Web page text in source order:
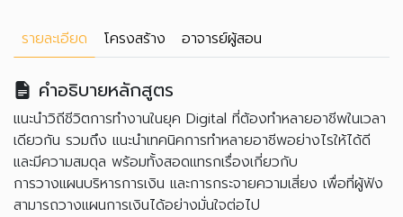
รายละเอียด โครงสร้าง อาจารย์ผู้สอน
คำอธิบายหลักสูตร
แนะนำวิถีชีวิตการทำงานในยุค Digital ที่ต้องทำหลายอาชีพในเวลา
เดียวกัน รวมถึง แนะนำเทคนิคการทำหลายอาชีพอย่างไรให้ได้ดี
และมีความสมดุล พร้อมทั้งสอดแทรกเรื่องเกี่ยวกับ
การวางแผนบริหารการเงิน และการกระจายความเสี่ยง เพื่อที่ผู้ฟัง
สามารถวางแผนการเงินได้อย่างมั่นใจต่อไป